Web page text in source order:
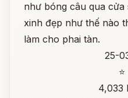
như bóng câu qua
xinh đẹp như thế nào
làm cho phai tàn.
25-
4,033